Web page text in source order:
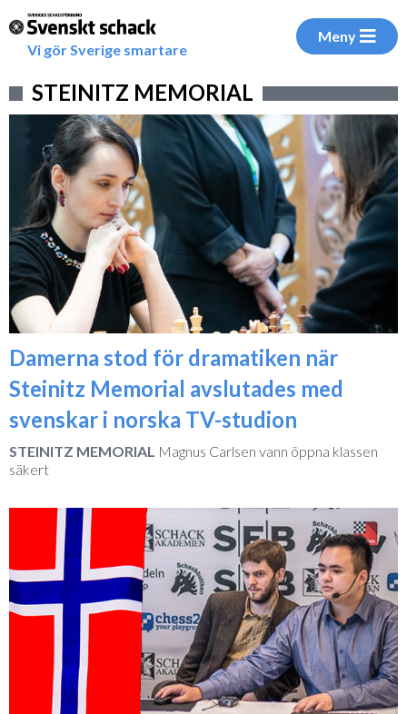
Vi gör Sverige smartare
Meny
STEINITZ MEMORIAL
Damerna stod för dramatiken när
Steinitz Memorial avslutades med
svenskar i norska TV-studion
STEINITZ MEMORIAL Magnus Carlsen vann öppna klassen
säkert